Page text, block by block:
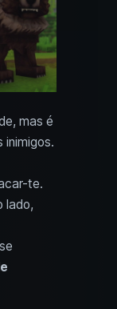
mas é
inimigos.
te.
lado,